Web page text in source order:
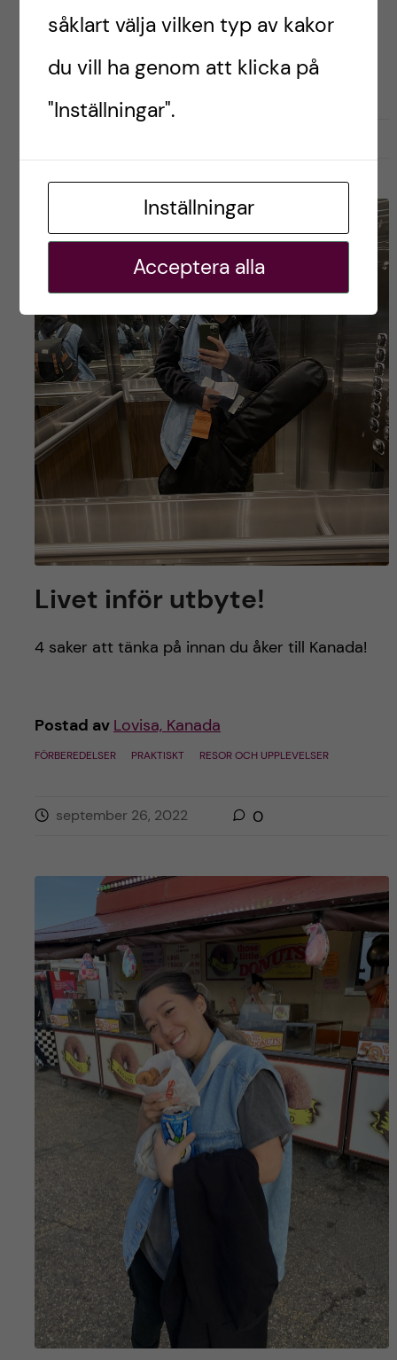
LIVET SOM UTBYTESSTUDENT RESOR OCH UPPLEVELSER
Livet inför utbyte!
4 saker att tänka på innan du åker till Kanada!
Postad av Lovisa, Kanada
FÖRBEREDELSER PRAKTISKT RESOR OCH UPPLEVELSER
september 26, 2022 0
såklart välja vilken typ av kakor
du vill ha genom att klicka på
"Inställningar".
Inställningar
Acceptera alla